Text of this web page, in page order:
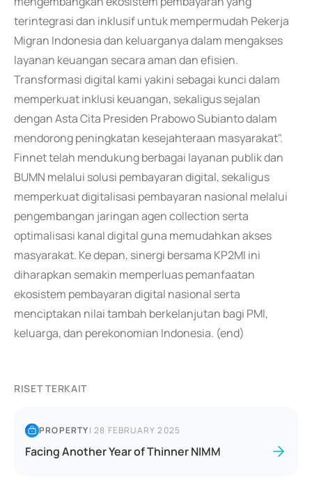
terintegrasi dan inklusif untuk mempermudah Pekerja
Migran Indonesia dan keluarganya dalam mengakses
layanan keuangan secara aman dan efisien.
Transformasi digital kami yakini sebagai kunci dalam
memperkuat inklusi keuangan, sekaligus sejalan
dengan Asta Cita Presiden Prabowo Subianto dalam
mendorong peningkatan kesejahteraan masyarakat".
Finnet telah mendukung berbagai layanan publik dan
BUMN melalui solusi pembayaran digital, sekaligus
memperkuat digitalisasi pembayaran nasional melalui
pengembangan jaringan agen collection serta
optimalisasi kanal digital guna memudahkan akses
masyarakat. Ke depan, sinergi bersama KP2MI ini
diharapkan semakin memperluas pemanfaatan
ekosistem pembayaran digital nasional serta
menciptakan nilai tambah berkelanjutan bagi PMI,
keluarga, dan perekonomian Indonesia. (end)
RISET TERKAIT
PROPERTY|28 FEBRUARY 2025
Facing Another Year of Thinner NIMM